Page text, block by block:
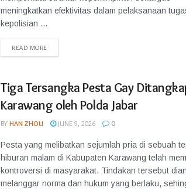
meningkatkan efektivitas dalam pelaksanaan
kepolisian ...
READ MORE
Tiga Tersangka Pesta Gay
Karawang oleh Polda Jabar
BY HAN ZHOU JUNE 9, 2026 0
Pesta yang melibatkan sejumlah pria di sebuah
hiburan malam di Kabupaten Karawang telah
kontroversi di masyarakat. Tindakan tersebut
melanggar norma dan hukum yang berlaku,